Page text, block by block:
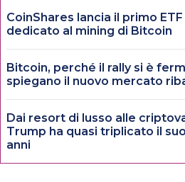
CoinShares lancia il primo
dedicato al mining di Bitcoin
Bitcoin, perché il rally si è
spiegano il nuovo mercato
Dai resort di lusso alle
Trump ha quasi triplicato il
anni